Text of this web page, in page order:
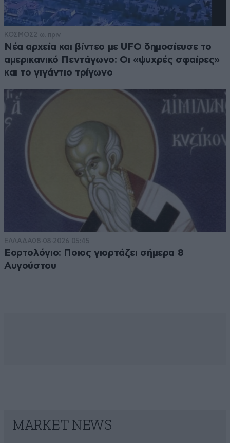
ΚΟΣΜΟΣ2 ω. πριν
Νέα αρχεία και βίντεο με UFO δημοσίευσε το
αμερικανικό Πεντάγωνο: Οι «ψυχρές σφαίρες»
και το γιγάντιο τρίγωνο
ΕΛΛΑΔΑ08·08·2026 05:45
Εορτολόγιο: Ποιος γιορτάζει σήμερα 8
Αυγούστου
MARKET NEWS